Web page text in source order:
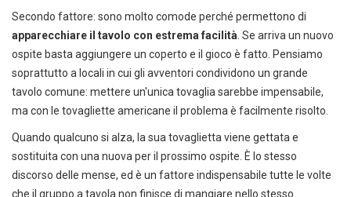
Secondo fattore: sono molto comode perché permettono di
apparecchiare il tavolo con estrema facilità . Se arriva un nuovo
ospite basta aggiungere un coperto e il gioco è fatto. Pensiamo
soprattutto a locali in cui gli avventori condividono un grande
tavolo comune: mettere un'unica tovaglia sarebbe impensabile,
ma con le tovagliette americane il problema è facilmente risolto.
Quando qualcuno si alza, la sua tovaglietta viene gettata e
sostituita con una nuova per il prossimo ospite. È lo stesso
discorso delle mense, ed è un fattore indispensabile tutte le volte
che il gruppo a tavola non finisce di mangiare nello stesso